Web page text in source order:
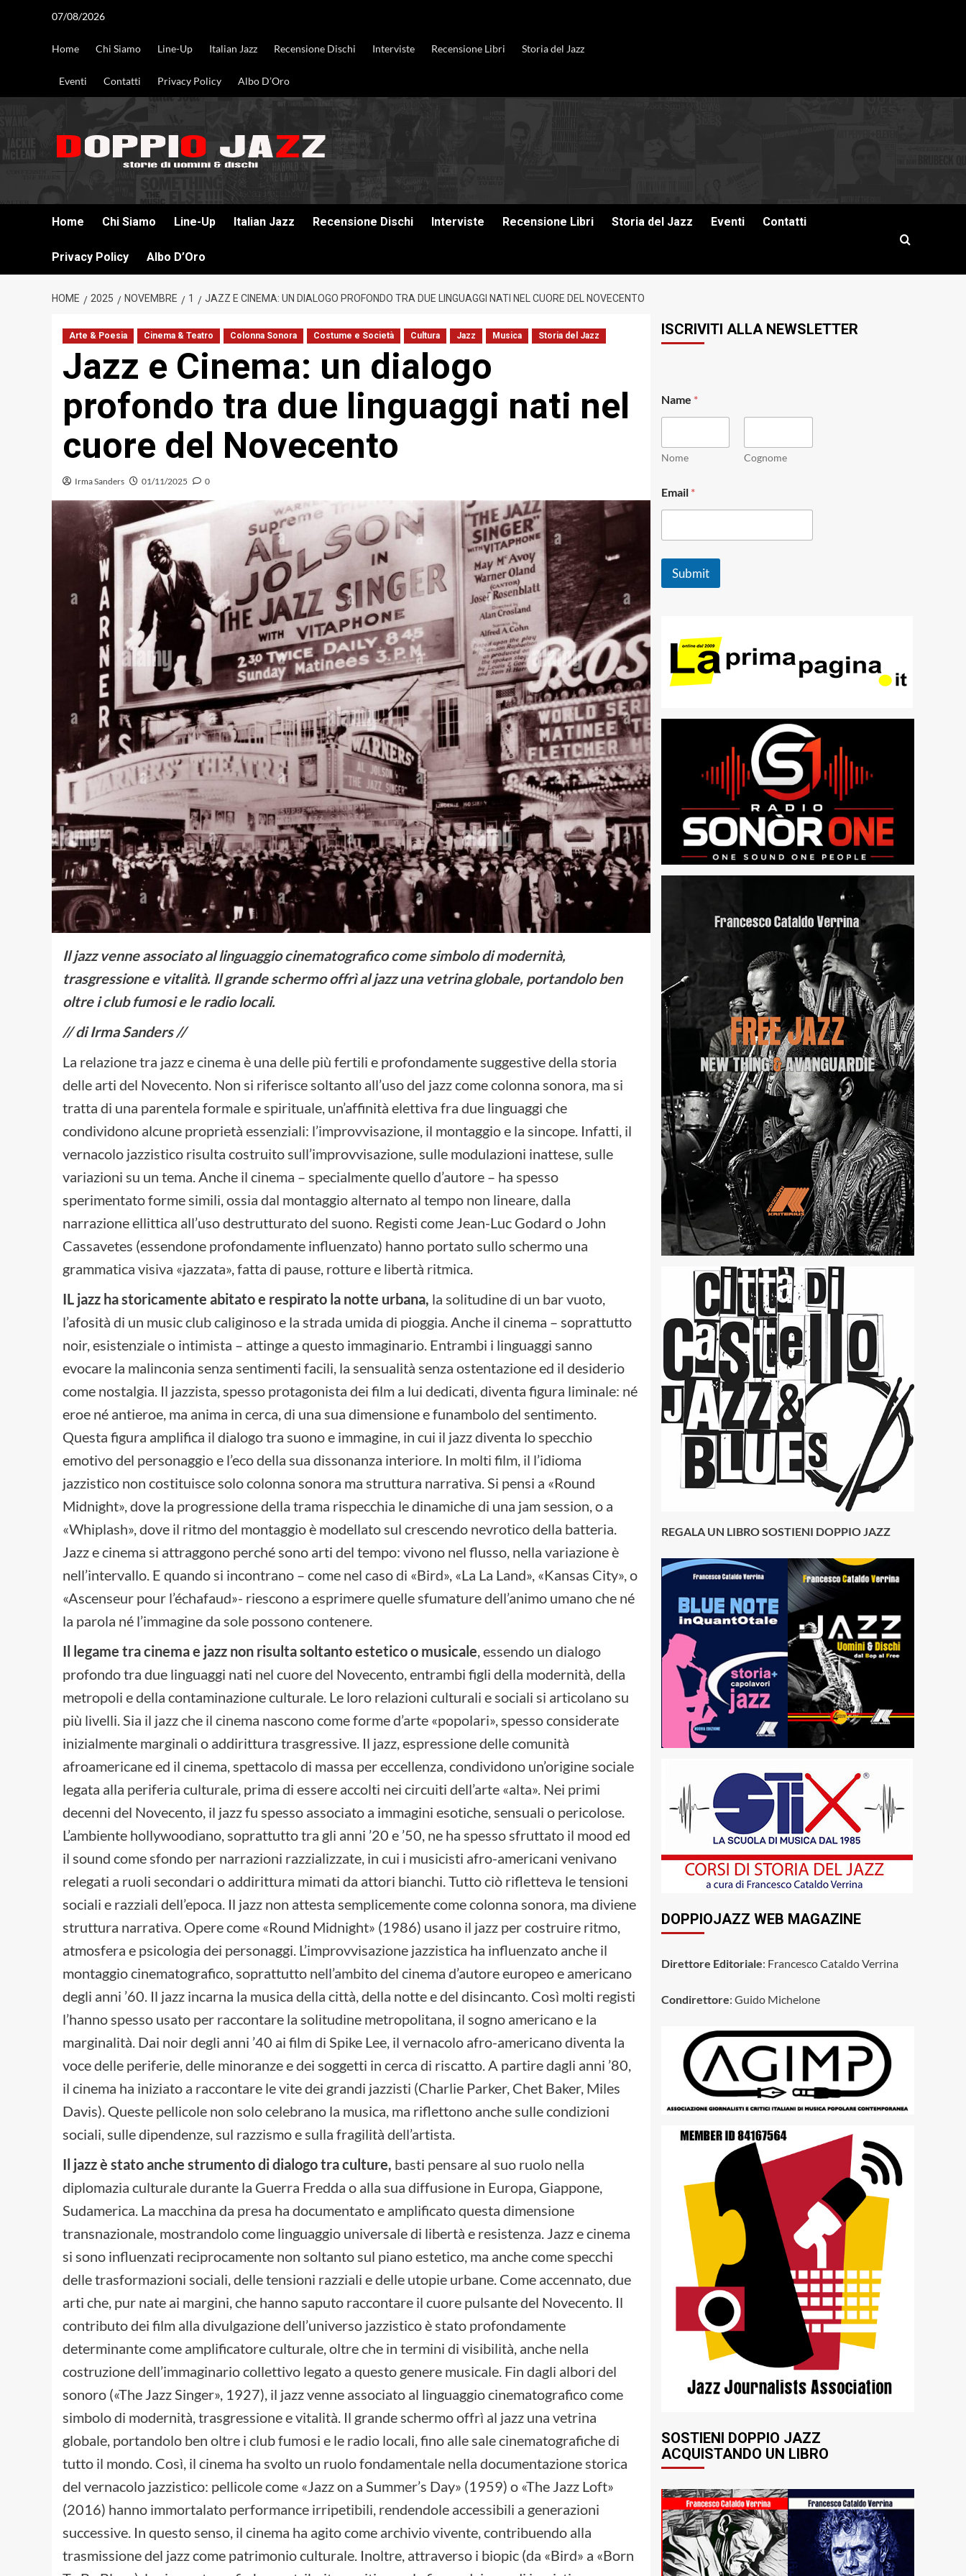
07/08/2026
Home Chi Siamo Line-Up Italian Jazz Recensione Dischi Interviste Recensione Libri Storia del Jazz
Eventi Contatti Privacy Policy Albo D’Oro
Home Chi Siamo Line-Up Italian Jazz Recensione Dischi Interviste Recensione Libri Storia del Jazz Eventi Contatti
Privacy Policy Albo D’Oro
HOME 2025 NOVEMBRE 1 JAZZ E CINEMA: UN DIALOGO PROFONDO TRA DUE LINGUAGGI NATI NEL CUORE DEL NOVECENTO
Arte & Poesia Cinema & Teatro Colonna Sonora Costume e Società Cultura Jazz Musica Storia del Jazz
Jazz e Cinema: un dialogo
profondo tra due linguaggi nati nel
cuore del Novecento
Irma Sanders 01/11/2025 0
Il jazz venne associato al linguaggio cinematografico come simbolo di modernità,
trasgressione e vitalità. Il grande schermo offrì al jazz una vetrina globale, portandolo ben
oltre i club fumosi e le radio locali.
// di Irma Sanders //
La relazione tra jazz e cinema è una delle più fertili e profondamente suggestive della storia
delle arti del Novecento. Non si riferisce soltanto all’uso del jazz come colonna sonora, ma si
tratta di una parentela formale e spirituale, un’affinità elettiva fra due linguaggi che
condividono alcune proprietà essenziali: l’improvvisazione, il montaggio e la sincope. Infatti, il
vernacolo jazzistico risulta costruito sull’improvvisazione, sulle modulazioni inattese, sulle
variazioni su un tema. Anche il cinema – specialmente quello d’autore – ha spesso
sperimentato forme simili, ossia dal montaggio alternato al tempo non lineare, dalla
narrazione ellittica all’uso destrutturato del suono. Registi come Jean-Luc Godard o John
Cassavetes (essendone profondamente influenzato) hanno portato sullo schermo una
grammatica visiva «jazzata», fatta di pause, rotture e libertà ritmica.
IL jazz ha storicamente abitato e respirato la notte urbana, la solitudine di un bar vuoto,
l’afosità di un music club caliginoso e la strada umida di pioggia. Anche il cinema – soprattutto
noir, esistenziale o intimista – attinge a questo immaginario. Entrambi i linguaggi sanno
evocare la malinconia senza sentimenti facili, la sensualità senza ostentazione ed il desiderio
come nostalgia. Il jazzista, spesso protagonista dei film a lui dedicati, diventa figura liminale: né
eroe né antieroe, ma anima in cerca, di una sua dimensione e funambolo del sentimento.
Questa figura amplifica il dialogo tra suono e immagine, in cui il jazz diventa lo specchio
emotivo del personaggio e l’eco della sua dissonanza interiore. In molti film, il l’idioma
jazzistico non costituisce solo colonna sonora ma struttura narrativa. Si pensi a «Round
Midnight», dove la progressione della trama rispecchia le dinamiche di una jam session, o a
«Whiplash», dove il ritmo del montaggio è modellato sul crescendo nevrotico della batteria.
Jazz e cinema si attraggono perché sono arti del tempo: vivono nel flusso, nella variazione è
nell’intervallo. E quando si incontrano – come nel caso di «Bird», «La La Land», «Kansas City», o
«Ascenseur pour l’échafaud»- riescono a esprimere quelle sfumature dell’animo umano che né
la parola né l’immagine da sole possono contenere.
Il legame tra cinema e jazz non risulta soltanto estetico o musicale, essendo un dialogo
profondo tra due linguaggi nati nel cuore del Novecento, entrambi figli della modernità, della
metropoli e della contaminazione culturale. Le loro relazioni culturali e sociali si articolano su
più livelli. Sia il jazz che il cinema nascono come forme d’arte «popolari», spesso considerate
inizialmente marginali o addirittura trasgressive. Il jazz, espressione delle comunità
afroamericane ed il cinema, spettacolo di massa per eccellenza, condividono un’origine sociale
legata alla periferia culturale, prima di essere accolti nei circuiti dell’arte «alta». Nei primi
decenni del Novecento, il jazz fu spesso associato a immagini esotiche, sensuali o pericolose.
L’ambiente hollywoodiano, soprattutto tra gli anni ’20 e ’50, ne ha spesso sfruttato il mood ed
il sound come sfondo per narrazioni razzializzate, in cui i musicisti afro-americani venivano
relegati a ruoli secondari o addirittura mimati da attori bianchi. Tutto ciò rifletteva le tensioni
sociali e razziali dell’epoca. Il jazz non attesta semplicemente come colonna sonora, ma diviene
struttura narrativa. Opere come «Round Midnight» (1986) usano il jazz per costruire ritmo,
atmosfera e psicologia dei personaggi. L’improvvisazione jazzistica ha influenzato anche il
montaggio cinematografico, soprattutto nell’ambito del cinema d’autore europeo e americano
degli anni ’60. Il jazz incarna la musica della città, della notte e del disincanto. Così molti registi
l’hanno spesso usato per raccontare la solitudine metropolitana, il sogno americano e la
marginalità. Dai noir degli anni ’40 ai film di Spike Lee, il vernacolo afro-americano diventa la
voce delle periferie, delle minoranze e dei soggetti in cerca di riscatto. A partire dagli anni ’80,
il cinema ha iniziato a raccontare le vite dei grandi jazzisti (Charlie Parker, Chet Baker, Miles
Davis). Queste pellicole non solo celebrano la musica, ma riflettono anche sulle condizioni
sociali, sulle dipendenze, sul razzismo e sulla fragilità dell’artista.
Il jazz è stato anche strumento di dialogo tra culture, basti pensare al suo ruolo nella
diplomazia culturale durante la Guerra Fredda o alla sua diffusione in Europa, Giappone,
Sudamerica. La macchina da presa ha documentato e amplificato questa dimensione
transnazionale, mostrandolo come linguaggio universale di libertà e resistenza. Jazz e cinema
si sono influenzati reciprocamente non soltanto sul piano estetico, ma anche come specchi
delle trasformazioni sociali, delle tensioni razziali e delle utopie urbane. Come accennato, due
arti che, pur nate ai margini, che hanno saputo raccontare il cuore pulsante del Novecento. Il
contributo dei film alla divulgazione dell’universo jazzistico è stato profondamente
determinante come amplificatore culturale, oltre che in termini di visibilità, anche nella
costruzione dell’immaginario collettivo legato a questo genere musicale. Fin dagli albori del
sonoro («The Jazz Singer», 1927), il jazz venne associato al linguaggio cinematografico come
simbolo di modernità, trasgressione e vitalità. Il grande schermo offrì al jazz una vetrina
globale, portandolo ben oltre i club fumosi e le radio locali, fino alle sale cinematografiche di
tutto il mondo. Così, il cinema ha svolto un ruolo fondamentale nella documentazione storica
del vernacolo jazzistico: pellicole come «Jazz on a Summer’s Day» (1959) o «The Jazz Loft»
(2016) hanno immortalato performance irripetibili, rendendole accessibili a generazioni
successive. In questo senso, il cinema ha agito come archivio vivente, contribuendo alla
trasmissione del jazz come patrimonio culturale. Inoltre, attraverso i biopic (da «Bird» a «Born
ISCRIVITI ALLA NEWSLETTER
Name *
Nome Cognome
N
a
e
m
i
Email *
Submit
REGALA UN LIBRO SOSTIENI DOPPIO JAZZ
DOPPIOJAZZ WEB MAGAZINE
Direttore Editoriale: Francesco Cataldo Verrina
Condirettore: Guido Michelone
SOSTIENI DOPPIO JAZZ
ACQUISTANDO UN LIBRO